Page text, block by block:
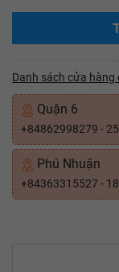
Danh sách cửa hàng
Quận 6
+84862998279 -
Phú Nhuận
+84363315527 -